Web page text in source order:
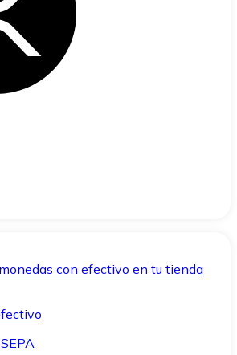
con efectivo en tu tienda